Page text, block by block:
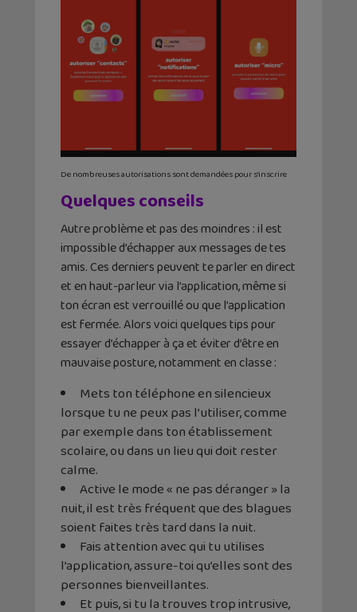
De nombreuses autorisations sont demandées pour s’inscrire
Quelques conseils
Autre problème et pas des moindres : il est
impossible d’échapper aux messages de tes
amis. Ces derniers peuvent te parler en direct
et en haut-parleur via l’application, même si
ton écran est verrouillé ou que l’application
est fermée. Alors voici quelques tips pour
essayer d’échapper à ça et éviter d’être en
mauvaise posture, notamment en classe :
Mets ton téléphone en silencieux
lorsque tu ne peux pas l’utiliser, comme
par exemple dans ton établissement
scolaire, ou dans un lieu qui doit rester
calme.
Active le mode « ne pas déranger » la
nuit, il est très fréquent que des blagues
soient faites très tard dans la nuit.
Fais attention avec qui tu utilises
l’application, assure-toi qu’elles sont des
personnes bienveillantes.
Et puis, si tu la trouves trop intrusive,